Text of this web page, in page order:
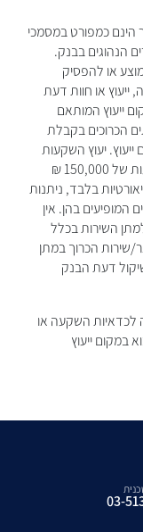
הינם כמפורט במסמכי
הנהוגים בבנק.
או להפסיק
ייעוץ או חוות דעת
ייעוץ המותאם
הכרוכים בקבלת
יעוץ השקעות
ושירות second opinion מותנים בתיק השקעות של 150,000 ₪
בלבד, ניתנות
בהן. אין
השירות בכלל
שירות הכרוך במתן
דעת הבנק
לכדאיות השקעה או
במקום ייעוץ
03-